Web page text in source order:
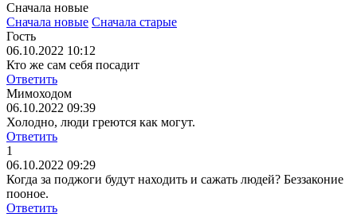
Сначала новые
Сначала новые Сначала старые
Гость
06.10.2022 10:12
Кто же сам себя посадит
Ответить
Мимоходом
06.10.2022 09:39
Холодно, люди греются как могут.
Ответить
1
06.10.2022 09:29
Когда за поджоги будут находить и сажать людей? Беззаконие
пооное.
Ответить